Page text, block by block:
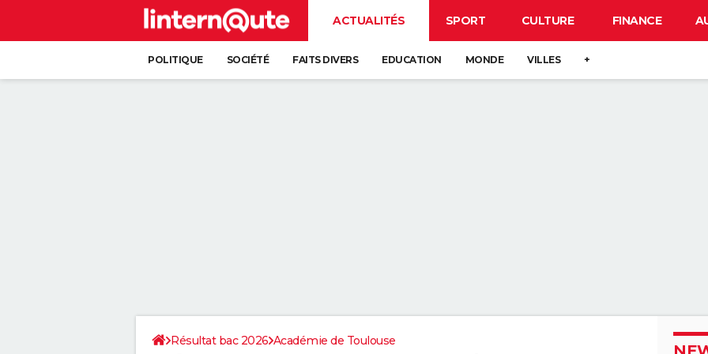
ACTUALITÉS SPORT CULTURE FINANCE
POLITIQUE SOCIÉTÉ FAITS DIVERS EDUCATION MONDE VILLES +
Résultat bac 2026 Académie de Toulouse